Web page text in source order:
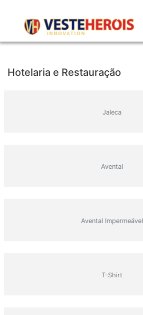
Hotelaria e Restauração
Jaleca
Avental
Avental Impermeável
T-Shirt